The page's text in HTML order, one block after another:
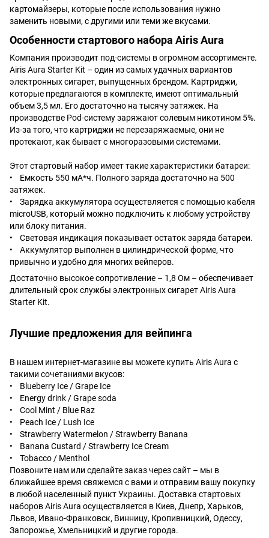
картомайзеры, которые после использования нужно
заменить новыми, с другими или теми же вкусами.
Особенности стартового набора Airis Aura
Компания производит под-системы в огромном ассортименте.
Airis Aura Starter Kit – один из самых удачных вариантов
электронных сигарет, выпущенных брендом. Картриджи,
которые предлагаются в комплекте, имеют оптимальный
объем 3,5 мл. Его достаточно на тысячу затяжек. На
производстве Pod-систему заряжают солевым никотином 5%.
Из-за того, что картриджи не перезаряжаемые, они не
протекают, как бывает с многоразовыми системами.
Этот стартовый набор имеет такие характеристики батареи:
• Емкость 550 мА*ч. Полного заряда достаточно на 500
затяжек.
• Зарядка аккумулятора осуществляется с помощью кабеля
microUSB, который можно подключить к любому устройству
или блоку питания.
• Световая индикация показывает остаток заряда батареи.
• Аккумулятор выполнен в цилиндрической форме, что
привычно и удобно для многих вейперов.
Достаточно высокое сопротивление – 1,8 Ом – обеспечивает
длительный срок службы электронных сигарет Airis Aura
Starter Kit.
Лучшие предложения для вейпинга
В нашем интернет-магазине вы можете купить Airis Aura с
такими сочетаниями вкусов:
• Blueberry Ice / Grape Ice
• Energy drink / Grape soda
• Cool Mint / Blue Raz
• Peach Ice / Lush Ice
• Strawberry Watermelon / Strawberry Banana
• Banana Custard / Strawberry Ice Cream
• Tobacco / Menthol
Позвоните нам или сделайте заказ через сайт – мы в
ближайшее время свяжемся с вами и отправим вашу покупку
в любой населенный пункт Украины. Доставка стартовых
наборов Airis Aura осуществляется в Киев, Днепр, Харьков,
Львов, Ивано-Франковск, Винницу, Кропивницкий, Одессу,
Запорожье, Хмельницкий и другие города.